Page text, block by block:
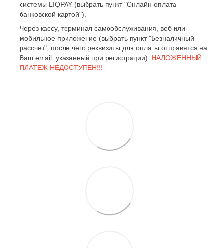
системы LIQPAY (выбрать пункт "Онлайн-оплата
банковской картой").
Через кассу, терминал самообслуживания, веб или
мобильное приложение (выбрать пункт "Безналичный
рассчет", после чего реквизиты для оплаты отправятся на
Ваш email, указанный при регистрации). НАЛОЖЕННЫЙ
ПЛАТЕЖ НЕДОСТУПЕН!!!